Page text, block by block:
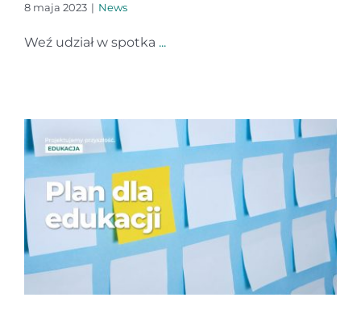
8 maja 2023 | News
Weź udział w spotka ...